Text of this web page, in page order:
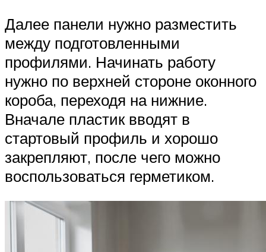
Далее панели нужно разместить
между подготовленными
профилями. Начинать работу
нужно по верхней стороне оконного
короба, переходя на нижние.
Вначале пластик вводят в
стартовый профиль и хорошо
закрепляют, после чего можно
воспользоваться герметиком.